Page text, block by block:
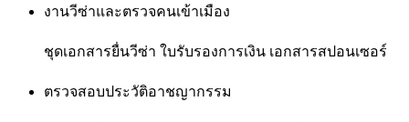
งานวีซ่าและตรวจคนเข้าเมือง
ชุดเอกสารยื่นวีซ่า ใบรับรองการเงิน เอกสารสปอนเซอร์
ตรวจสอบประวัติอาชญากรรม